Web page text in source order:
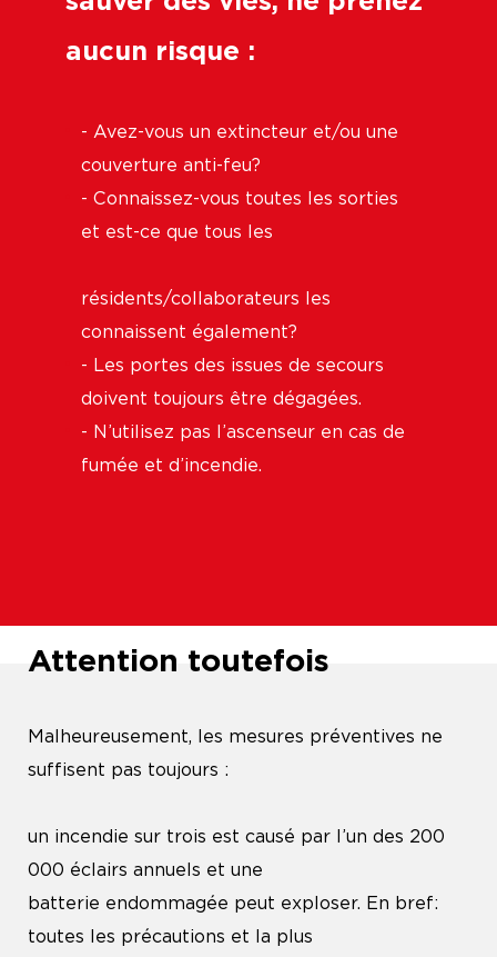
aucun risque :
- Avez-vous un extincteur et/ou une
couverture anti-feu?
- Connaissez-vous toutes les sorties
et est-ce que tous les
résidents/collaborateurs les
connaissent également?
- Les portes des issues de secours
doivent toujours être dégagées.
- N’utilisez pas l’ascenseur en cas de
fumée et d’incendie.
Attention toutefois
Malheureusement, les mesures préventives ne
suffisent pas toujours :
un incendie sur trois est causé par l’un des 200
000 éclairs annuels et une
batterie endommagée peut exploser. En bref:
toutes les précautions et la plus